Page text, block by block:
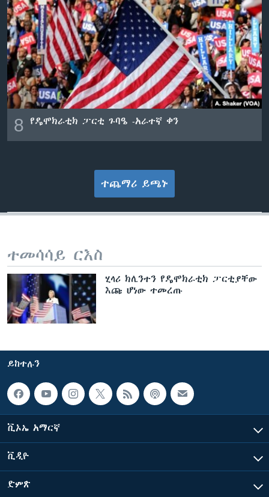
8 የዴሞክራቲክ ፓርቲ ጉባዔ -አራተኛ ቀን
ተጨማሪ ይጫኑ
ተመሳሳይ ርእስ
ሂላሪ ክሊንተን የዴሞክራቲክ ፓርቲያቸው
እጩ ሆነው ተመረጡ
ይከተሉን
ቪኦኤ አማርኛ
ቪዲዮ
ድምጽ